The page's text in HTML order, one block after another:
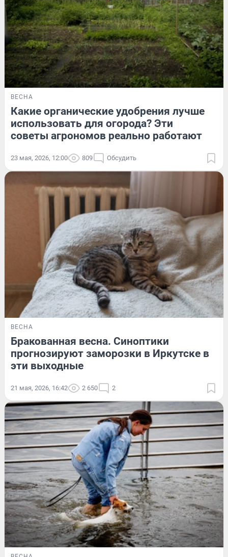
ВЕСНА
Какие органические удобрения лучше
использовать для огорода? Эти
советы агрономов реально работают
23 мая, 2026, 12:00 809 Обсудить
ВЕСНА
Бракованная весна. Синоптики
прогнозируют заморозки в Иркутске в
эти выходные
21 мая, 2026, 16:42 2 650 2